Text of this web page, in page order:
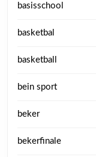
basisschool
basketbal
basketball
bein sport
beker
bekerfinale